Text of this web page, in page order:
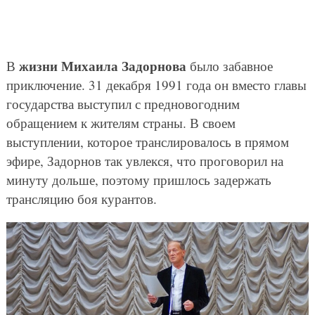
В жизни Михаила Задорновабыло забавное
приключение. 31 декабря 1991 года он вместо главы
государства выступил с предновогодним
обращением к жителям страны. В своем
выступлении, которое транслировалось в прямом
эфире, Задорнов так увлекся, что проговорил на
минуту дольше, поэтому пришлось задержать
трансляцию боя курантов.